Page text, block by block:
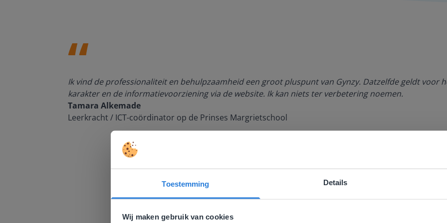
Toestemming Details
Wij maken gebruik van cookies
Ik vind de professionaliteit en behulpzaamheid een groot pluspunt van Gynzy. Datzelfde geldt voor
karakter en de informatievoorziening via de website. Ik kan niets ter verbetering noemen.
Tamara Alkemade
Leerkracht / ICT-coördinator op de Prinses Margrietschool
Deze website komt niet overeen met je
Gezien je locatie, denken we dat je misschien liever naar de website